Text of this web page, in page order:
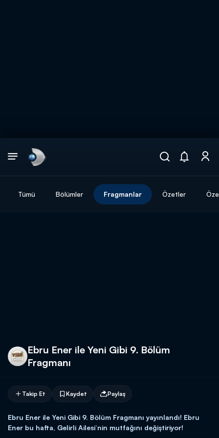
Tümü Bölümler Fragmanlar Özetler
Ebru Ener ile Yeni Gibi 9. Bölüm
Fragmanı
Takip Et Kaydet Paylaş
Ebru Ener ile Yeni Gibi 9. Bölüm Fragmanı yayınlandı! Ebru
Ener bu hafta, Gelirli Ailesi’nin mutfağını değiştiriyor!